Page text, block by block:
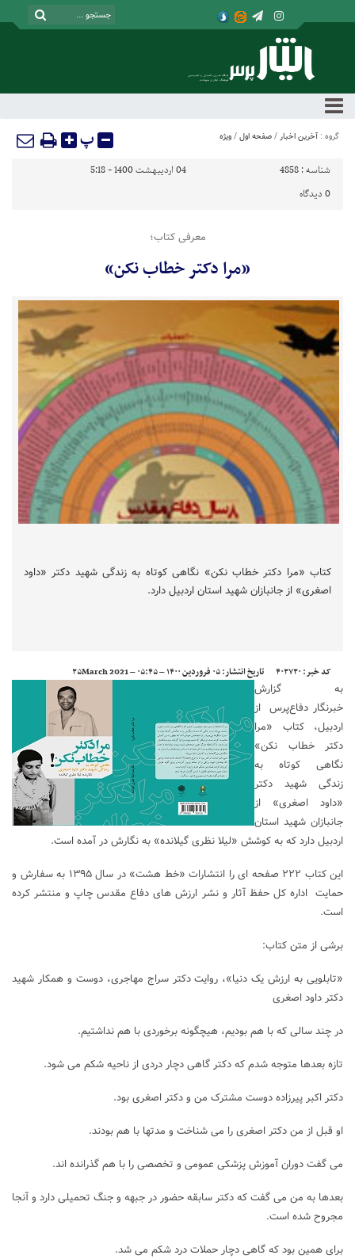
گروه : آخرین اخبار / صفحه اول / ویژه پ
شناسه : 4858
04 اردیبهشت 1400 - 5:18
0 دیدگاه
معرفی کتاب؛
«مرا دکتر خطاب نکن»
کتاب «مرا دکتر خطاب نکن» نگاهی کوتاه به زندگی شهید دکتر «داود
اصغری» از جانبازان شهید استان اردبیل دارد.
کد خبر: ۴۰۲۷۲۰ تاریخ انتشار:۰۵ فروردين ۱۴۰۰ – ۰۵:۴۵ – ۲۵March 2021
به گزارش
خبرنگار دفاع‌پرساز
اردبیل، کتاب «مرا
دکتر خطاب نکن»
نگاهی کوتاه به
زندگی شهید دکتر
«داود اصغری» از
جانبازان شهید استان
اردبیل دارد که به کوشش «لیلا نظری گیلانده» به نگارش در آمده است.
این کتاب ۲۲۲ صفحه ای را انتشارات «خط هشت» در سال ۱۳۹۵ به سفارش و
حمایت اداره کل حفظ آثار و نشر ارزش های دفاع مقدس چاپ و منتشر کرده
است.
برشی از متن کتاب:
«تابلویی به ارزش یک دنیا»، روایت دکتر سراج مهاجری، دوست و همکار شهید
دکتر داود اصغری
در چند سالی که با هم بودیم، هیچگونه برخوردی با هم نداشتیم.
تازه بعدها متوجه شدم که دکتر گاهی دچار دردی از ناحیه شکم می شود.
دکتر اکبر پیرزاده دوست مشترک من و دکتر اصغری بود.
او قبل از من دکتر اصغری را می شناخت و مدتها با هم بودند.
می گفت دوران آموزش پزشکی عمومی و تخصصی را با هم گذرانده اند.
بعدها به من می گفت که دکتر سابقه حضور در جبهه و جنگ تحمیلی دارد و آنجا
مجروح شده است.
برای همین بود که گاهی دچار حملات درد شکم می شد.